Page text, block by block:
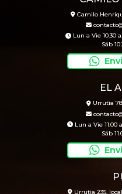
Camilo
Lun a Vie 10.30 a
Sáb
EL
Urrutia
Lun a Vie 11.00 a
Sáb
Urrutia 235,